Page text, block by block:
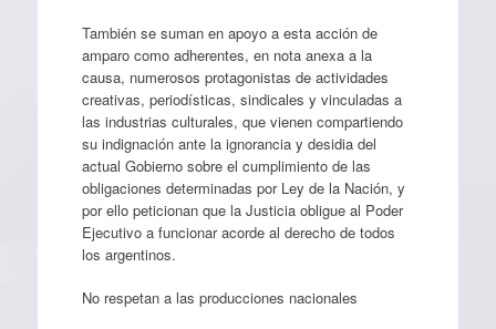
También se suman en apoyo a esta acción de
amparo como adherentes, en nota anexa a la
causa, numerosos protagonistas de actividades
creativas, periodísticas, sindicales y vinculadas a
las industrias culturales, que vienen compartiendo
su indignación ante la ignorancia y desidia del
actual Gobierno sobre el cumplimiento de las
obligaciones determinadas por Ley de la Nación, y
por ello peticionan que la Justicia obligue al Poder
Ejecutivo a funcionar acorde al derecho de todos
los argentinos.
No respetan a las producciones nacionales